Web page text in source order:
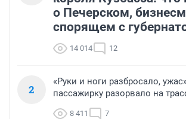
о Печерском,
спорящем с
14 014 12
2
«Руки и ноги разбросало,
пассажирку разорвало на
8 411 7